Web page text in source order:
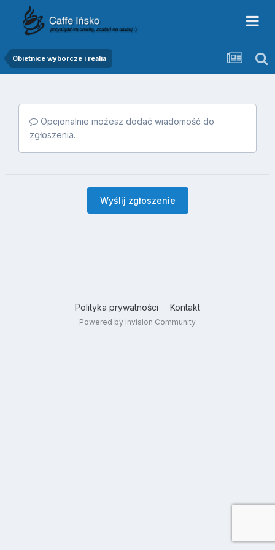
Obietnice wyborcze i realia
Opcjonalnie możesz dodać wiadomość do
zgłoszenia.
Wyślij zgłoszenie
Polityka prywatności Kontakt
Powered by Invision Community